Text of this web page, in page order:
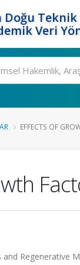
Doğu
Veri
EFFECTS OF
Regenerative